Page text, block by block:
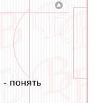
- понять